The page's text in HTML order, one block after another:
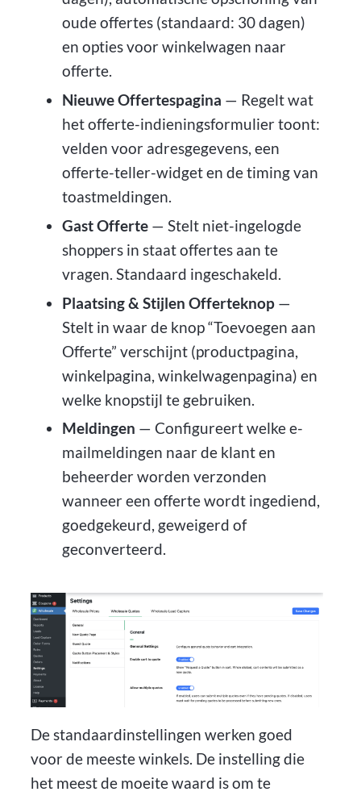
oude offertes (standaard: 30 dagen)
en opties voor winkelwagen naar
offerte.
Nieuwe Offertespagina — Regelt wat
het offerte-indieningsformulier toont:
velden voor adresgegevens, een
offerte-teller-widget en de timing van
toastmeldingen.
Gast Offerte— Stelt niet-ingelogde
shoppers in staat offertes aan te
vragen. Standaard ingeschakeld.
Plaatsing & Stijlen Offerteknop—
Stelt in waar de knop “Toevoegen aan
Offerte” verschijnt (productpagina,
winkelpagina, winkelwagenpagina) en
welke knopstijl te gebruiken.
Meldingen — Configureert welke e-
mailmeldingen naar de klant en
beheerder worden verzonden
wanneer een offerte wordt ingediend,
goedgekeurd, geweigerd of
geconverteerd.
De standaardinstellingen werken goed
voor de meeste winkels. De instelling die
het meest de moeite waard is om te